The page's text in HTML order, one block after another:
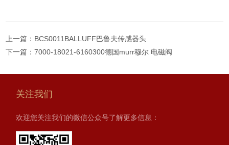
上一篇： BCS0011BALLUFF巴鲁夫传感器头
下一篇：7000-18021-6160300德国murr穆尔 电磁阀
关注我们
欢迎您关注我们的微信公众号了解更多信息：